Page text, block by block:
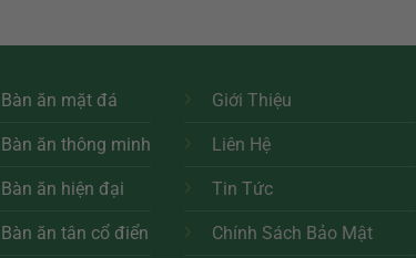
này
có
Bàn ăn mặt đá
Bàn ăn thông minh
Bàn ăn hiện đại
Bàn ăn tân cổ điển
Giới Thiệu
Liên Hệ
Tin Tức
Chính Sách Bảo Mật